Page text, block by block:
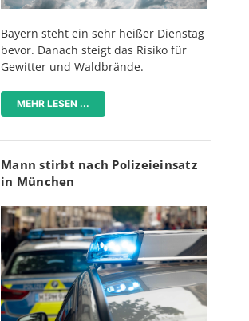
Bayern steht ein sehr heißer Dienstag
bevor. Danach steigt das Risiko für
Gewitter und Waldbrände.
MEHR LESEN ...
Mann stirbt nach Polizeieinsatz
in München